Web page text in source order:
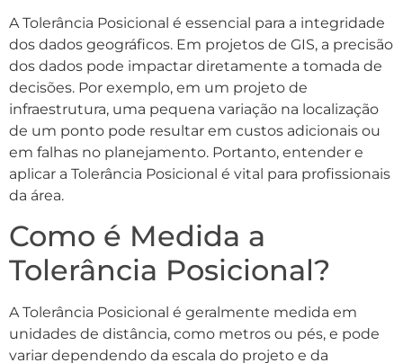
A Tolerância Posicional é essencial para a integridade
dos dados geográficos. Em projetos de GIS, a precisão
dos dados pode impactar diretamente a tomada de
decisões. Por exemplo, em um projeto de
infraestrutura, uma pequena variação na localização
de um ponto pode resultar em custos adicionais ou
em falhas no planejamento. Portanto, entender e
aplicar a Tolerância Posicional é vital para profissionais
da área.
Como é Medida a
Tolerância Posicional?
A Tolerância Posicional é geralmente medida em
unidades de distância, como metros ou pés, e pode
variar dependendo da escala do projeto e da